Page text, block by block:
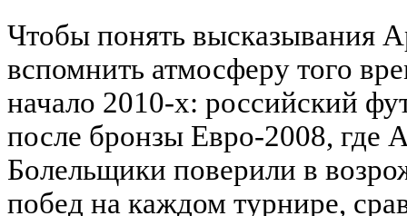
Чтобы понять высказывания
вспомнить атмосферу того
начало 2010-х: российский
после бронзы Евро-2008, где
Болельщики поверили в
побед на каждом турнире,